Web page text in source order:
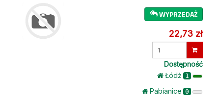
WYPRZEDAŻ
22,73 zł
Dostępność
Łódż 1
Pabianice 0